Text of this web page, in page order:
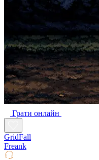
Грати онлайн
GridFall
Freank